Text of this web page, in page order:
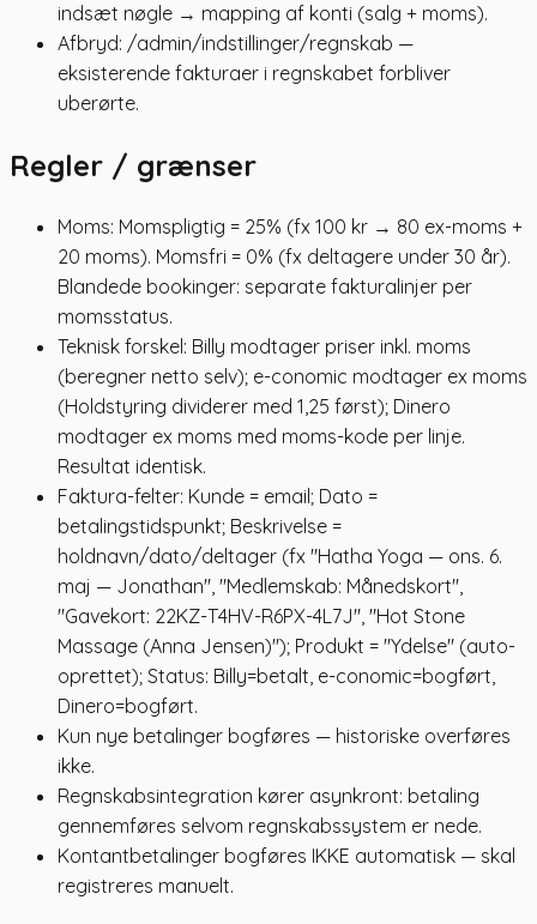
indsæt nøgle → mapping af konti (salg + moms).
Afbryd: /admin/indstillinger/regnskab —
eksisterende fakturaer i regnskabet forbliver
uberørte.
Regler / grænser
Moms: Momspligtig = 25% (fx 100 kr → 80 ex-moms +
20 moms). Momsfri = 0% (fx deltagere under 30 år).
Blandede bookinger: separate fakturalinjer per
momsstatus.
Teknisk forskel: Billy modtager priser inkl. moms
(beregner netto selv); e-conomic modtager ex moms
(Holdstyring dividerer med 1,25 først); Dinero
modtager ex moms med moms-kode per linje.
Resultat identisk.
Faktura-felter: Kunde = email; Dato =
betalingstidspunkt; Beskrivelse =
holdnavn/dato/deltager (fx "Hatha Yoga — ons. 6.
maj — Jonathan", "Medlemskab: Månedskort",
"Gavekort: 22KZ-T4HV-R6PX-4L7J", "Hot Stone
Massage (Anna Jensen)"); Produkt = "Ydelse" (auto-
oprettet); Status: Billy=betalt, e-conomic=bogført,
Dinero=bogført.
Kun nye betalinger bogføres — historiske overføres
ikke.
Regnskabsintegration kører asynkront: betaling
gennemføres selvom regnskabssystem er nede.
Kontantbetalinger bogføres IKKE automatisk — skal
registreres manuelt.